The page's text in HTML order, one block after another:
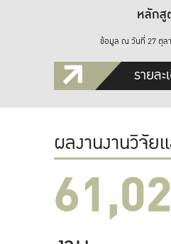
หลักสู
ข้อมูล ณ วันที่ 27 ตุล
รายล
ผลงานงานวิจัย